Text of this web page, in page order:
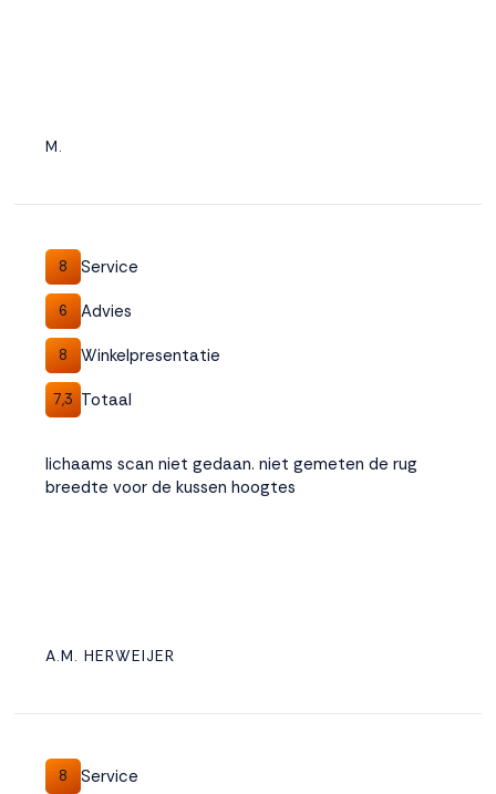
M.
8 Service
6 Advies
8 Winkelpresentatie
7,3 Totaal
lichaams scan niet gedaan. niet gemeten de rug
breedte voor de kussen hoogtes
A.M. HERWEIJER
8 Service